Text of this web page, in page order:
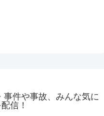
件や事故、みんな気に
信！